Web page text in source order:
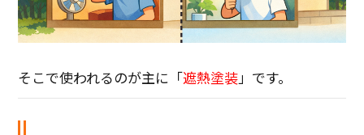
そこで使われるのが主に「遮熱塗装」です。